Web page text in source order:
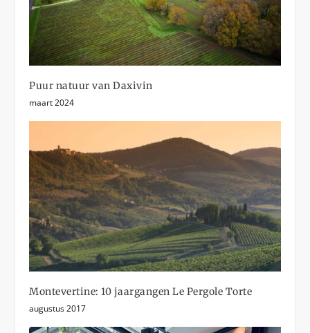
Puur natuur van Daxivin
maart 2024
Montevertine: 10 jaargangen Le Pergole Torte
augustus 2017